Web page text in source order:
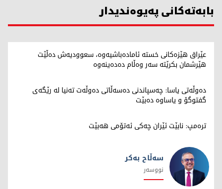
بابەتەکانی پەیوەندیدار
عێراق هێزەکانی خستە ئامادەباشیەوە، سعوودیەش دەڵێت
هێرشمان بکرێتە سەر وەڵام دەدەینەوە
دەوڵەتی یاسا: چەسپاندنی دەسەڵاتی دەوڵەت تەنیا لە رێگەی
گفتوگۆ و یاساوە دەبێت
ترەمپ: نابێت ئێران چەکی ئەتۆمی هەبێت
سەڵاح بەکر
نووسەر